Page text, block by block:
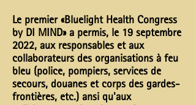
Le premier«Bluelight Health Congress
by DI MIND»a permis, le 19 septembre
2022, aux responsables et aux
collaborateurs des organisations à feu
bleu (police, pompiers, services de
secours, douanes et corps des gardes-
frontières, etc.) ansi qu'aux